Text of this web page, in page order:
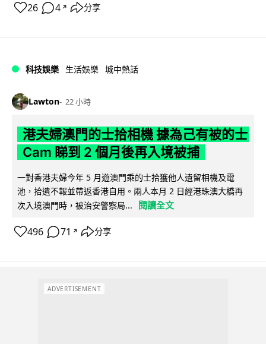
26 4 ↗ 分享
科技娛樂 生活娛樂 城中熱話
Lawton 22 小時
港夫婦澳門的士拾相機 據為己有被的士
Cam 睇到 2 個月後再入境被捕
一對香港夫婦今年 5 月遊澳門乘的士拾獲他人遺留相機及電
池，拾遺不報並帶返香港自用。兩人本月 2 日經港珠澳大橋再
次入境澳門時，被治安警察局...
閱讀全文
496 71 ↗ 分享
ADVERTISEMENT